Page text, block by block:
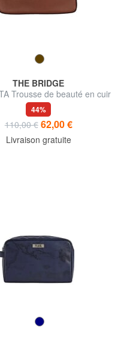
THE BRIDGE
Trousse de beauté en cuir
44%
110,00 € 62,00 €
Livraison gratuite